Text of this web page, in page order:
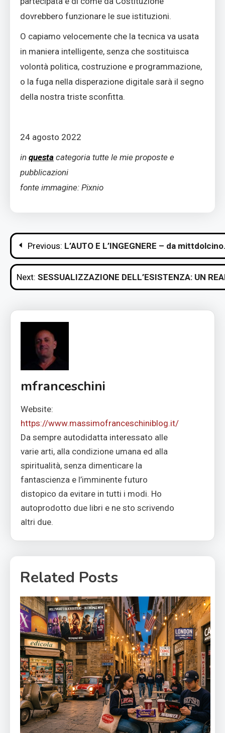
dovrebbero funzionare le sue istituzioni.
O capiamo velocemente che la tecnica va usata
in maniera intelligente, senza che sostituisca
volontà politica, costruzione e programmazione,
o la fuga nella disperazione digitale sarà il segno
della nostra triste sconfitta.
24 agosto 2022
in questa categoria tutte le mie proposte e
pubblicazioni
fonte immagine: Pixnio
Navigazione
articoli
Previous: L’AUTO E L’INGEGNERE – da
Next: SESSUALIZZAZIONE DELL’ESISTENZA: UN
mfranceschini
Website:
https://www.massimofranceschiniblog.it/
Da sempre autodidatta interessato alle
varie arti, alla condizione umana ed alla
spiritualità, senza dimenticare la
fantascienza e l’imminente futuro
distopico da evitare in tutti i modi. Ho
autoprodotto due libri e ne sto scrivendo
altri due.
Related Posts